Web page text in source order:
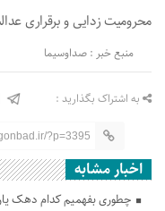
محرومیت زدایی و برقراری
منبع خبر : صداوسیما
به اشتراک بگذارید :
?p=3395
اخبار مشابه
چطوری بفهمیم کدام دهک